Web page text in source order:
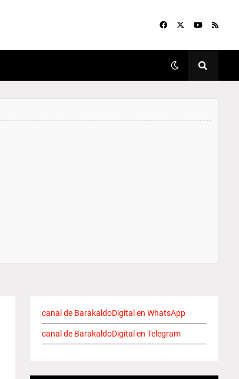
canal de BarakaldoDigital en WhatsApp
canal de BarakaldoDigital en Telegram